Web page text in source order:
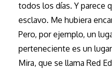
todos los días. Y parece
esclavo. Me hubiera
Pero, por ejemplo, un
perteneciente es un
Mira, que se llama Red